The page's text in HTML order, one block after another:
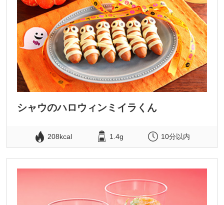
シャウのハロウィンミイラくん
208kcal 1.4g 10分以内